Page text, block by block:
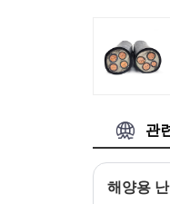
관
해양용